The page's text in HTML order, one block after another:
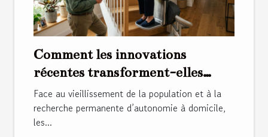
Comment les innovations
récentes transforment-elles
l'usage des monte-escaliers ?
Face au vieillissement de la population et à la
recherche permanente d’autonomie à domicile,
les...